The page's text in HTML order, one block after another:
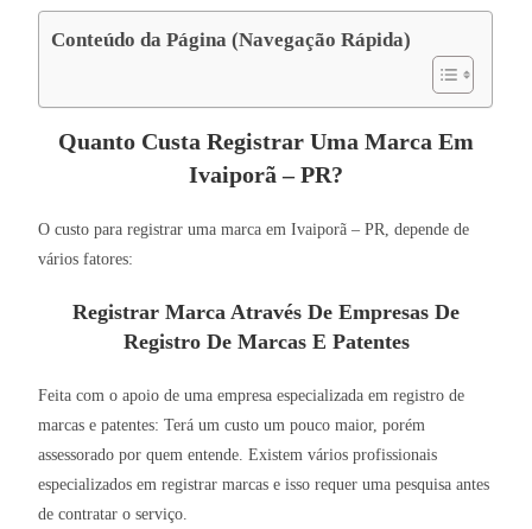
Conteúdo da Página (Navegação Rápida)
Quanto Custa Registrar Uma Marca Em
Ivaiporã – PR?
O custo para registrar uma marca em Ivaiporã – PR, depende de
vários fatores:
Registrar Marca Através De Empresas De
Registro De Marcas E Patentes
Feita com o apoio de uma empresa especializada em registro de
marcas e patentes: Terá um custo um pouco maior, porém
assessorado por quem entende. Existem vários profissionais
especializados em registrar marcas e isso requer uma pesquisa antes
de contratar o serviço.